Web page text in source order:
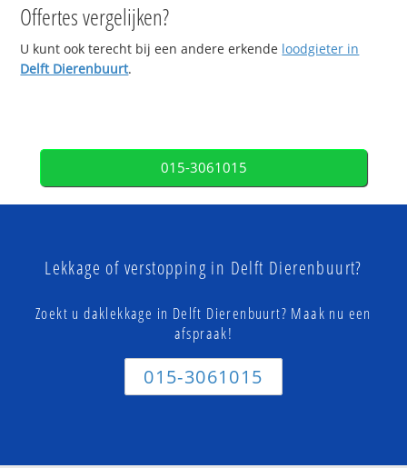
Offertes vergelijken?
U kunt ook terecht bij een andere erkende loodgieter in
Delft Dierenbuurt.
015-3061015
Lekkage of verstopping in Delft Dierenbuurt?
Zoekt u daklekkage in Delft Dierenbuurt? Maak nu een
afspraak!
015-3061015